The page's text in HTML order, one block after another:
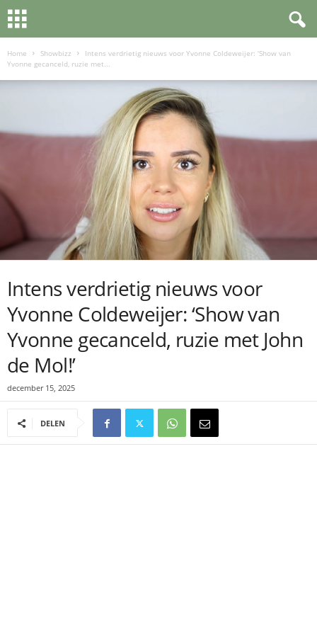
Home Showbizz
Intens verdrietig nieuws voor Yvonne Coldeweijer: ‘Show van
Yvonne gecanceld, ruzie met...
Intens verdrietig nieuws voor
Yvonne Coldeweijer: ‘Show van
Yvonne gecanceld, ruzie met John
de Mol!’
december 15, 2025
DELEN